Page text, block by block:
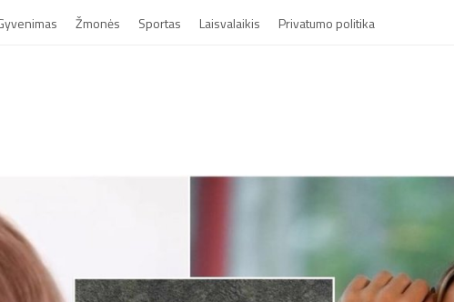
Žmonės Sportas Laisvalaikis Privatumo politika